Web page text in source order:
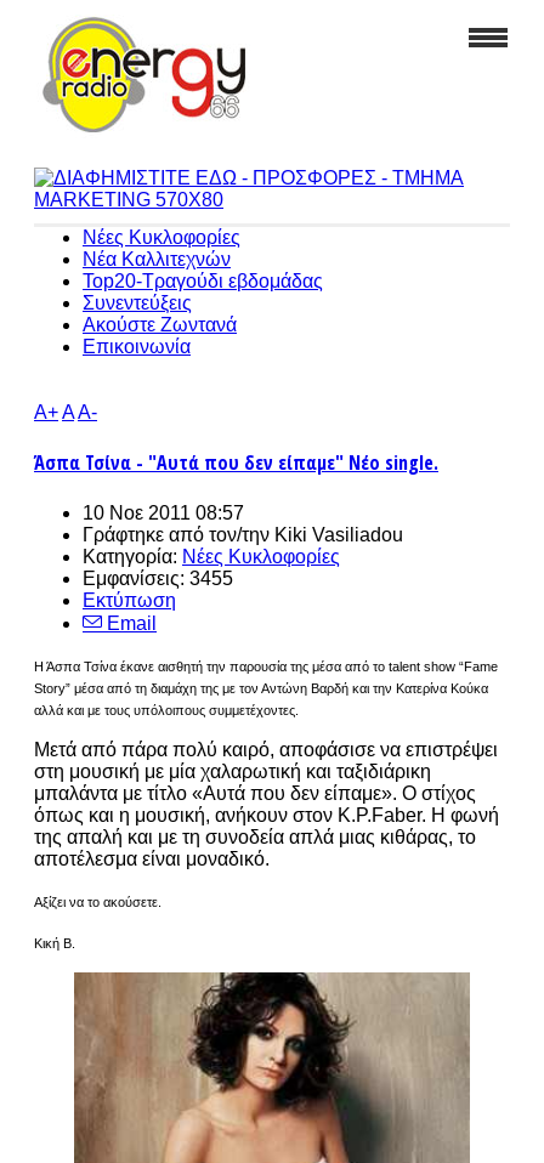
Νέες Κυκλοφορίες
Νέα Καλλιτεχνών
Top20-Τραγούδι εβδομάδας
Συνεντεύξεις
Ακούστε Ζωντανά
Επικοινωνία
A+AA-
Άσπα Τσίνα - "Αυτά που δεν είπαμε" Νέο single.
10 Νοε 2011 08:57
Γράφτηκε από τον/την Kiki Vasiliadou
Κατηγορία: Νέες Κυκλοφορίες
Εμφανίσεις: 3455
Εκτύπωση
Email
Η Άσπα Τσίνα έκανε αισθητή την παρουσία της μέσα από το talent show “Fame
Story” μέσα από τη διαμάχη της με τον Αντώνη Βαρδή και την Κατερίνα Κούκα
αλλά και με τους υπόλοιπους συμμετέχοντες.
Μετά από πάρα πολύ καιρό, αποφάσισε να επιστρέψει
στη μουσική με μία χαλαρωτική και ταξιδιάρικη
μπαλάντα με τίτλο «Αυτά που δεν είπαμε». Ο στίχος
όπως και η μουσική, ανήκουν στον Κ.P.Faber. Η φωνή
της απαλή και με τη συνοδεία απλά μιας κιθάρας, το
αποτέλεσμα είναι μοναδικό.
Αξίζει να το ακούσετε.
Κική Β.